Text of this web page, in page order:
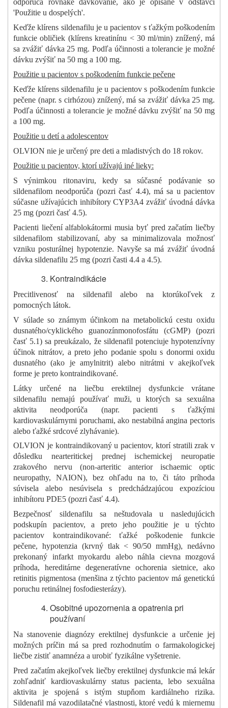
odporúča rovnaké dávkovanie, ako je opísané v odstavci
'Použitie u dospelých'.
Keďže klírens sildenafilu je u pacientov s ťažkým poškodením
funkcie obličiek (klírens kreatinínu < 30 ml/min) znížený, má
sa zvážiť dávka 25 mg. Podľa účinnosti a tolerancie je možné
dávku zvýšiť na 50 mg a 100 mg.
Použitie u pacientov s poškodením funkcie pečene
Keďže klírens sildenafilu je u pacientov s poškodením funkcie
pečene (napr. s cirhózou) znížený, má sa zvážiť dávka 25 mg.
Podľa účinnosti a tolerancie je možné dávku zvýšiť na 50 mg
a 100 mg.
Použitie u detí a adolescentov
OLVION nie je určený pre deti a mladistvých do 18 rokov.
Použitie u pacientov, ktorí užívajú iné lieky:
S výnimkou ritonaviru, kedy sa súčasné podávanie so
sildenafilom neodporúča (pozri časť 4.4), má sa u pacientov
súčasne užívajúcich inhibítory CYP3A4 zvážiť úvodná dávka
25 mg (pozri časť 4.5).
Pacienti liečení alfablokátormi musia byť pred začatím liečby
sildenafilom stabilizovaní, aby sa minimalizovala možnosť
vzniku posturálnej hypotenzie. Navyše sa má zvážiť úvodná
dávka sildenafilu 25 mg (pozri časti 4.4 a 4.5).
Kontraindikácie
Precitlivenosť na sildenafil alebo na ktorúkoľvek z
pomocných látok.
V súlade so známym účinkom na metabolickú cestu oxidu
dusnatého/cyklického guanozínmonofosfátu (cGMP) (pozri
časť 5.1) sa preukázalo, že sildenafil potenciuje hypotenzívny
účinok nitrátov, a preto jeho podanie spolu s donormi oxidu
dusnatého (ako je amylnitrit) alebo nitrátmi v akejkoľvek
forme je preto kontraindikované.
Látky určené na liečbu erektilnej dysfunkcie vrátane
sildenafilu nemajú používať muži, u ktorých sa sexuálna
aktivita neodporúča (napr. pacienti s ťažkými
kardiovaskulárnymi poruchami, ako nestabilná angina pectoris
alebo ťažké srdcové zlyhávanie).
OLVION je kontraindikovaný u pacientov, ktorí stratili zrak v
dôsledku nearteritickej prednej ischemickej neuropatie
zrakového nervu (non-arteritic anterior ischaemic optic
neuropathy, NAION), bez ohľadu na to, či táto príhoda
súvisela alebo nesúvisela s predchádzajúcou expozíciou
inhibítoru PDE5 (pozri časť 4.4).
Bezpečnosť sildenafilu sa neštudovala u nasledujúcich
podskupín pacientov, a preto jeho použitie je u týchto
pacientov kontraindikované: ťažké poškodenie funkcie
pečene, hypotenzia (krvný tlak < 90/50 mmHg), nedávno
prekonaný infarkt myokardu alebo náhla cievna mozgová
príhoda, hereditárne degeneratívne ochorenia sietnice, ako
retinitis pigmentosa (menšina z týchto pacientov má genetickú
poruchu retinálnej fosfodiesterázy).
Osobitné upozornenia a opatrenia pri
používaní
Na stanovenie diagnózy erektilnej dysfunkcie a určenie jej
možných príčin má sa pred rozhodnutím o farmakologickej
liečbe zistiť anamnéza a urobiť fyzikálne vyšetrenie.
Pred začatím akejkoľvek liečby erektilnej dysfunkcie má lekár
zohľadniť kardiovaskulárny status pacienta, lebo sexuálna
aktivita je spojená s istým stupňom kardiálneho rizika.
Sildenafil má vazodilatačné vlastnosti, ktoré vedú k miernemu